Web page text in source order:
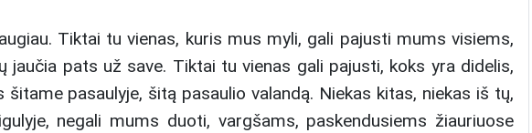
Tiktai tu vienas, kuris mus myli, gali pajusti mums visiems,
jaučia pats už save. Tiktai tu vienas gali pajusti, koks yra didelis,
pasaulyje, šitą pasaulio valandą. Niekas kitas, niekas iš tų,
negali mums duoti, vargšams, paskendusiems žiauriuose